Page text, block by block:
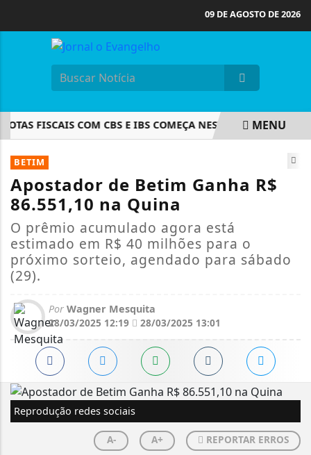
09 DE AGOSTO DE 2026
FISCAIS COM CBS E IBS COMEÇA NESTA SEGUNDA-FEIRA
EM ALTA
MENU
BETIM
Apostador de Betim Ganha R$
86.551,10 na Quina
O prêmio acumulado agora está
estimado em R$ 40 milhões para o
próximo sorteio, agendado para sábado
(29).
Por Wagner Mesquita
28/03/2025 12:19
28/03/2025 13:01
Reprodução redes sociais
A- A+ REPORTAR ERROS